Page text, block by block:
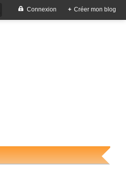
Connexion + Créer mon blog